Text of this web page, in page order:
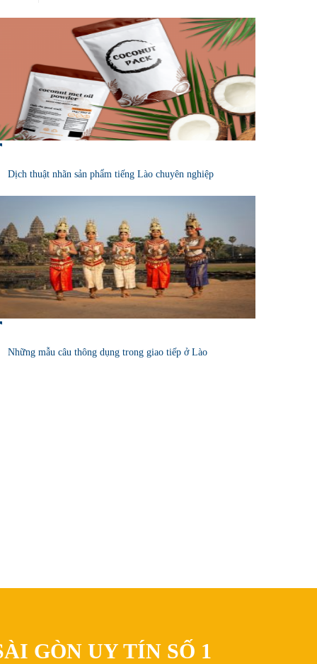
Dịch thuật nhãn sản phẩm tiếng Lào chuyên nghiệp
Những mẫu câu thông dụng trong giao tiếp ở Lào
GÒN UY TÍN SỐ 1